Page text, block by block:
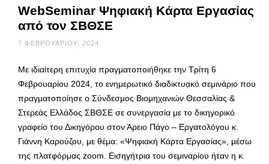
WebSeminar Ψηφιακή Κάρτα Εργασίας
από τον ΣΒΘΣΕ
7 ΦΕΒΡΟΥΑΡΊΟΥ, 2024
Με ιδιαίτερη επιτυχία πραγματοποιήθηκε την Τρίτη 6
Φεβρουαρίου 2024, το ενημερωτικό διαδικτυακό σεμινάριο που
πραγματοποίησε ο Σύνδεσμος Βιομηχανιών Θεσσαλίας &
Στερεάς Ελλάδος ΣΒΘΣΕ σε συνεργασία με το δικηγορικό
γραφείο του Δικηγόρου στον Άρειο Πάγο – Εργατολόγου κ.
Γιάννη Καρούζου, με θέμα: «Ψηφιακή Κάρτα Εργασίας», μέσω
της πλατφόρμας zoom. Εισηγήτρια του σεμιναρίου ήταν η κ.